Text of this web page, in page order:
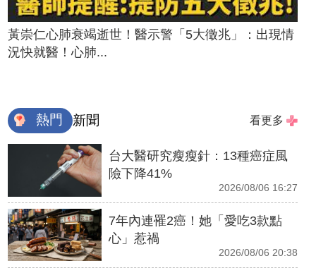
黃崇仁心肺衰竭逝世！醫示警「5大徵兆」：出現情
況快就醫！心肺...
熱門 新聞 看更多
台大醫研究瘦瘦針：13種癌症風
險下降41%
2026/08/06 16:27
7年內連罹2癌！她「愛吃3款點
心」惹禍
2026/08/06 20:38